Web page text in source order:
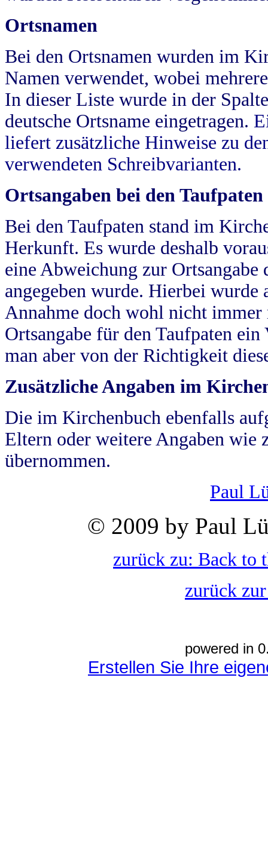
Ortsnamen
Bei den Ortsnamen wurden im
Namen verwendet, wobei
In dieser Liste wurde in der
deutsche Ortsname eingetragen.
liefert zusätzliche Hinweise zu
verwendeten Schreibvarianten.
Ortsangaben bei den Taufpaten
Bei den Taufpaten stand im
Herkunft. Es wurde deshalb
eine Abweichung zur
angegeben wurde. Hierbei wurde
Annahme doch wohl nicht
Ortsangabe für den Taufpaten
man aber von der Richtigkeit
Zusätzliche Angaben im
Die im Kirchenbuch ebenfalls
Eltern oder weitere Angaben wie
übernommen.
Paul
© 2009 by Paul
zurück zu: Back to
zurück
powered in
Erstellen Sie Ihre